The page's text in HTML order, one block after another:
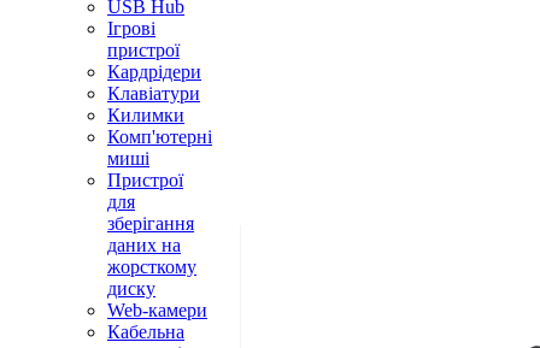
USB Hub
Ігрові
пристрої
Кардрідери
Клавіатури
Килимки
Комп'ютерні
миші
Пристрої
для
зберігання
даних на
жорсткому
диску
Web-камери
Кабельна